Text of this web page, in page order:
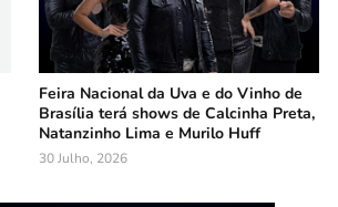
Feira Nacional da Uva e do Vinho de
Brasília terá shows de Calcinha Preta,
Natanzinho Lima e Murilo Huff
30 Julho, 2026